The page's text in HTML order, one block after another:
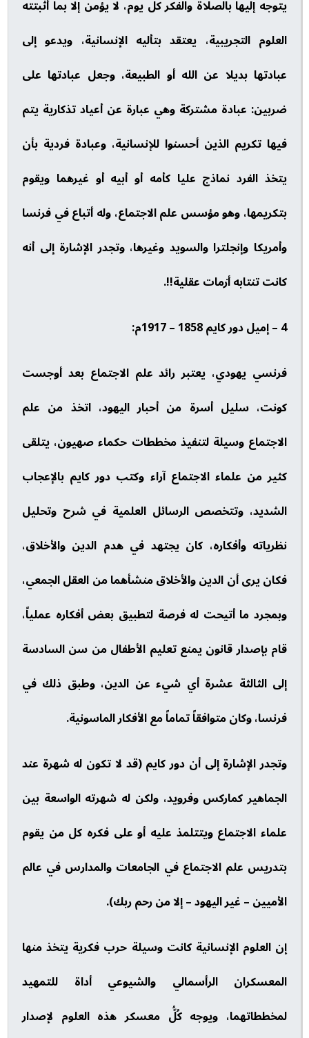
يتوجه إليها بالصلاة والفكر كل يوم، لا يؤمن إلا بما أثبتته
العلوم التجريبية، يعتقد بتأليه الإنسانية، ويدعو إلى
عبادتها بديلا عن الله أو الطبيعة، وجعل عبادتها على
ضربين: عبادة مشتركة وهي عبارة عن أعياد تذكارية يتم
فيها تكريم الذين أحسنوا للإنسانية، وعبادة فردية بأن
يتخذ الفرد نماذج عليا كأمه أو أبيه أو غيرهما ويقوم
بتكريمها، وهو مؤسس علم الاجتماع، وله أتباع في فرنسا
وأمريكا وإنجلترا والسويد وغيرها، وتجدر الإشارة إلى أنه
كانت تنتابه أزمات عقلية!!.
4 – إميل دور كايم 1858 – 1917م:
فرنسي يهودي، يعتبر رائد علم الاجتماع بعد أوجست
كونت، سليل أسرة من أحبار اليهود، اتخذ من علم
الاجتماع وسيلة لتنفيذ مخططات حكماء صهيون، يتلقى
كثير من علماء الاجتماع آراء وكتب دور كايم بالإعجاب
الشديد، وتتخصص الرسائل العلمية في شرح وتحليل
نظرياته وأفكاره، كان يجتهد في هدم الدين والأخلاق،
فكان يرى أن الدين والأخلاق منشأهما من العقل الجمعي،
وبمجرد ما أتيحت له فرصة لتطبيق بعض أفكاره عملياً،
قام بإصدار قانون يمنع تعليم الأطفال من سن السادسة
إلى الثالثة عشرة أي شيء عن الدين، وطبق ذلك في
فرنسا، وكان متوافقاً تماماً مع الأفكار الماسونية.
وتجدر الإشارة إلى أن دور كايم (قد لا تكون له شهرة عند
الجماهير كماركس وفرويد، ولكن له شهرته الواسعة بين
علماء الاجتماع ويتتلمذ عليه أو على فكره كل من يقوم
بتدريس علم الاجتماع في الجامعات والمدارس في عالم
الأميين – غير اليهود – إلا من رحم ربك).
إن العلوم الإنسانية كانت وسيلة حرب فكرية يتخذ منها
المعسكران الرأسمالي والشيوعي أداة للتمهيد
لمخططاتهما، ويوجه كُلُّ معسكر هذه العلوم لإصدار